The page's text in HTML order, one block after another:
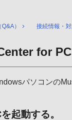
） 接続情報・
for
パソコンの
起動する。